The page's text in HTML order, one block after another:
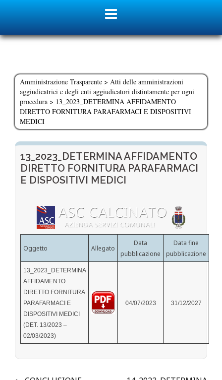
content
Amministrazione Trasparente > Atti delle amministrazioni
aggiudicatrici e degli enti aggiudicatori distintamente per ogni
procedura > 13_2023_DETERMINA AFFIDAMENTO
DIRETTO FORNITURA PARAFARMACI E DISPOSITIVI
MEDICI
13_2023_DETERMINA AFFIDAMENTO
DIRETTO FORNITURA PARAFARMACI
E DISPOSITIVI MEDICI
Oggetto Allegato
Data
pubblicazione
Data fine
pubblicazione
13_2023_DETERMINA
AFFIDAMENTO
DIRETTO FORNITURA
PARAFARMACI E
DISPOSITIVI MEDICI
(DET. 13/2023 –
02/03/2023)
04/07/2023 31/12/2027